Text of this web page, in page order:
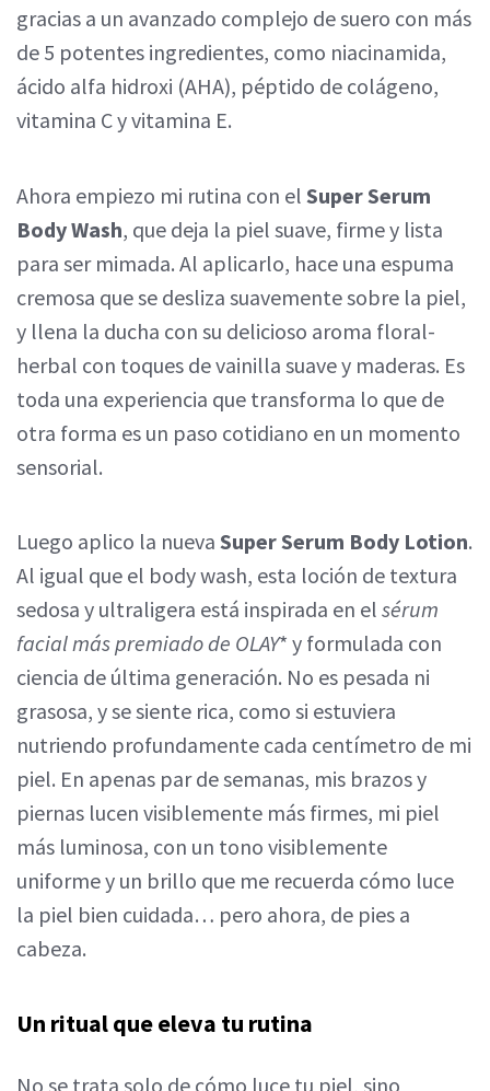
gracias a un avanzado complejo de suero con más
de 5 potentes ingredientes, como niacinamida,
ácido alfa hidroxi (AHA), péptido de colágeno,
vitamina C y vitamina E.
Ahora empiezo mi rutina con el Super Serum
Body Wash, que deja la piel suave, firme y lista
para ser mimada. Al aplicarlo, hace una espuma
cremosa que se desliza suavemente sobre la piel,
y llena la ducha con su delicioso aroma floral-
herbal con toques de vainilla suave y maderas. Es
toda una experiencia que transforma lo que de
otra forma es un paso cotidiano en un momento
sensorial.
Luego aplico la nueva Super Serum Body Lotion.
Al igual que el body wash, esta loción de textura
sedosa y ultraligera está inspirada en el sérum
facial más premiado de OLAY* y formulada con
ciencia de última generación. No es pesada ni
grasosa, y se siente rica, como si estuviera
nutriendo profundamente cada centímetro de mi
piel. En apenas par de semanas, mis brazos y
piernas lucen visiblemente más firmes, mi piel
más luminosa, con un tono visiblemente
uniforme y un brillo que me recuerda cómo luce
la piel bien cuidada… pero ahora, de pies a
cabeza.
Un ritual que eleva tu rutina
No se trata solo de cómo luce tu piel, sino